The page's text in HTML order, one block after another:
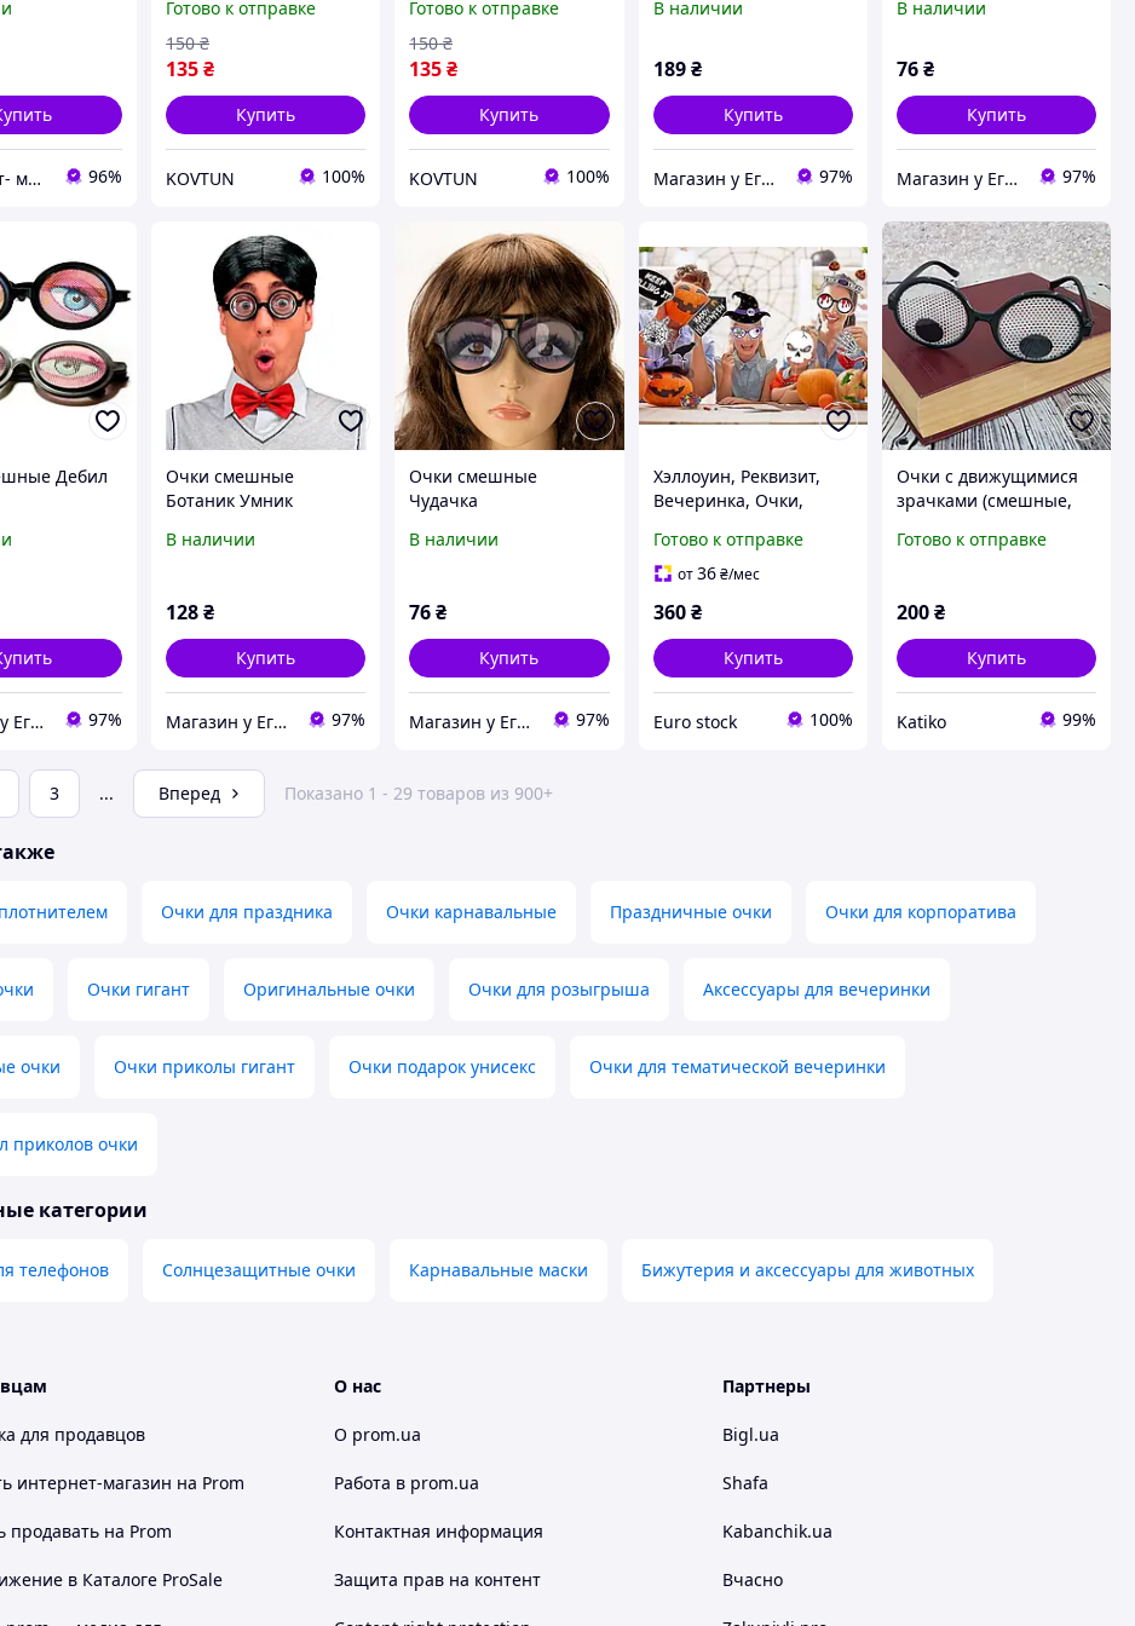
Интернет- магазин "Праздник-shop" 96%
Смешанные очки для
вечеринок и
праздников
Готово к отправке
135₴
150 ₴
Купить
KOVTUN 100%
виде пуговиц для
вечеринок и косплея
Готово к отправке
135₴
150 ₴
Купить
KOVTUN 100%
В наличии
189 ₴
Купить
Магазин у Егора 97%
В наличии
76₴
Купить
Магазин у Егора 97%
Дебил
Магазин у Егора 97%
Очки смешные
Ботаник Умник
В наличии
128₴
Купить
Магазин у Егора 97%
Очки смешные
Чудачка
В наличии
76₴
Купить
Магазин у Егора 97%
Хэллоуин, Реквизит,
Вечеринка, Очки,
Унисекс
Готово к отправке
от36 ₴/мес
360 ₴
Купить
Euro stock 100%
Очки с движущимися
зрачками (смешные,
вечеринок)
Готово к отправке
200₴
Купить
Katiko 99%
3 ... Вперед Показано 1 - 29 товаров из 900+
Очки для праздника Очки карнавальные Праздничные очки Очки для корпоратива
Очки гигант Оригинальные очки Очки для розыгрыша Аксессуары для вечеринки
очки Очки приколы гигант Очки подарок унисекс Очки для тематической вечеринки
приколов очки
категории
телефонов Солнцезащитные очки Карнавальные маски Бижутерия и аксессуары для животных
для продавцов
интернет-магазин на Prom
продавать на Prom
в Каталоге ProSale
О нас
О prom.ua
Работа в prom.ua
Контактная информация
Защита прав на контент
Партнеры
Bigl.ua
Shafa
Kabanchik.ua
Вчасно